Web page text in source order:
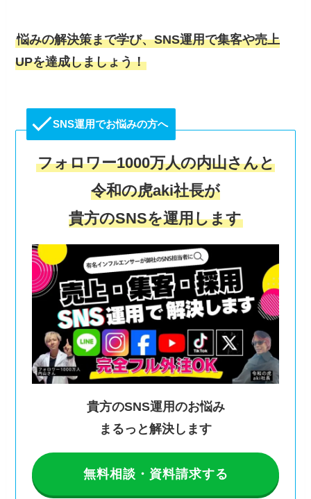
悩みの解決策まで学び、SNS運用で集客や売上
UPを達成しましょう！
SNS運用でお悩みの方へ
フォロワー1000万人の内山さんと
令和の虎aki社長が
貴方のSNSを運用します
貴方のSNS運用のお悩み
まるっと解決します
無料相談・資料請求する